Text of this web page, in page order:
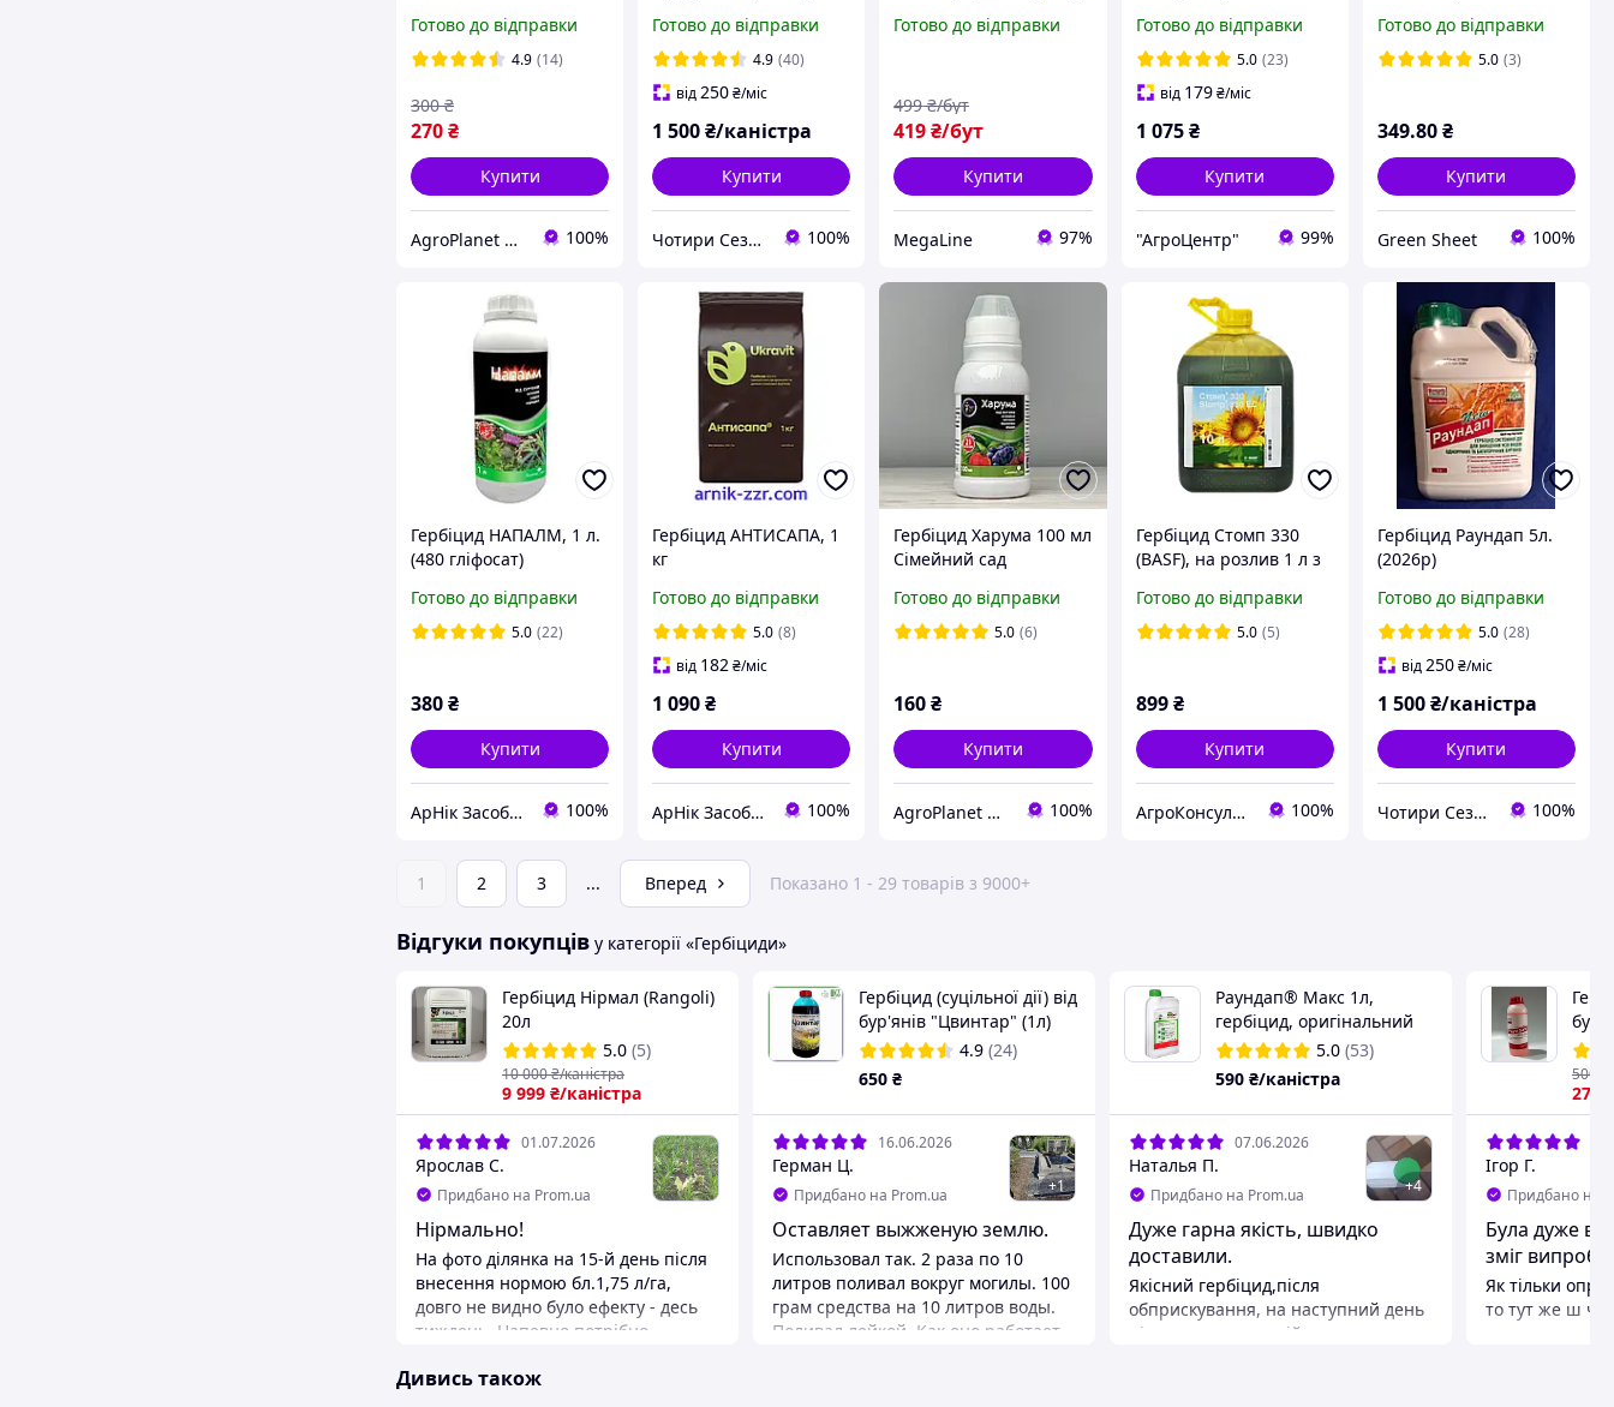
Готово до відправки
4.9 (14)
270₴
300 ₴
Купити
AgroPlanet Ukraine 100%
Готово до відправки
4.9 (40)
від250₴/міс
1 500₴/каністра
Купити
Чотири Сезони 100%
трави та бур янів
Готово до відправки
419₴/бут
499 ₴/бут
Купити
MegaLine 97%
Готово до відправки
5.0 (23)
від 179 ₴/міс
1 075 ₴
Купити
"АгроЦентр" 99%
Готово до відправки
5.0 (3)
349.80₴
Купити
Green Sheet 100%
Гербіцид НАПАЛМ, 1 л.
(480 гліфосат)
Готово до відправки
5.0 (22)
380₴
Купити
АрНік Засоби захисту рослин та добрива 100%
Гербіцид АНТИСАПА, 1
кг
Готово до відправки
5.0 (8)
від 182₴/міс
1 090₴
Купити
АрНік Засоби захисту рослин та добрива 100%
Гербіцид Харума 100 мл
Сімейний сад
Готово до відправки
5.0 (6)
160₴
Купити
AgroPlanet Ukraine 100%
Гербіцид Стомп 330
(BASF), на розлив 1 л з
досходовий засіб для
знищення бур'янів
Готово до відправки
5.0 (5)
899 ₴
Купити
АгроКонсультант 100%
Гербіцид Раундап 5л.
(2026р)
Готово до відправки
5.0 (28)
від250₴/міс
1 500₴/каністра
Купити
Чотири Сезони 100%
1 2 3 ... Вперед Показано 1 - 29 товарів з 9000+
Відгуки покупців у категорії «Гербіциди»
Гербіцид Нірмал (Rangoli)
20л
5.0 (5)
9 999 ₴/каністра
10 000₴/каністра
01.07.2026
Ярослав С.
Придбано на Prom.ua
Нірмально!
На фото ділянка на 15-й день після
внесення нормою бл.1,75 л/га,
довго не видно було ефекту - десь
тиждень. Напевно потрібно
максимальної, але невисока ціна
Гербіцид (суцільної дії) від
бур'янів "Цвинтар" (1л)
Німеччина 4.9 (24)
650 ₴
16.06.2026
Герман Ц.
Придбано на Prom.ua +1
Оставляет выжженую землю.
Использовал так. 2 раза по 10
литров поливал вокруг могилы. 100
грам средства на 10 литров воды.
Поливал лейкой. Как оно работает
Раундап® Макс 1л,
гербіцид, оригінальний
продукт від виробника
Байєр BAYER
5.0 (53)
590 ₴/каністра
07.06.2026
Наталья П.
Придбано на Prom.ua +4
Дуже гарна якість, швидко
доставили.
Якісний гербіцид,після
обприскування, на наступний день
пішов дощ,на третій день посохли
275
500
Ігор Г.
Придбано на
Була дуже
зміг
Як тільки
то тут же ш
Дивись також